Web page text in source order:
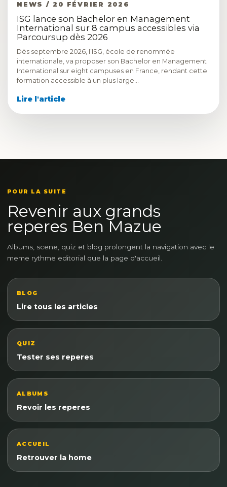
NEWS / 20 FÉVRIER 2026
ISG lance son Bachelor en Management
International sur 8 campus accessibles via
Parcoursup dès 2026
Dès septembre 2026, l’ISG, école de renommée
internationale, va proposer son Bachelor en Management
International sur eight campuses en France, rendant cette
formation accessible à un plus large…
Lire l'article
POUR LA SUITE
Revenir aux grands
reperes Ben Mazue
Albums, scene, quiz et blog prolongent la navigation avec le
meme rythme editorial que la page d'accueil.
BLOG
Lire tous les articles
QUIZ
Tester ses reperes
ALBUMS
Revoir les reperes
ACCUEIL
Retrouver la home